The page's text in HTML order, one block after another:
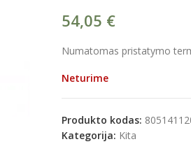
54,05 €
Numatomas pristatymo
Neturime
Produkto kodas:
Kategorija: Kita